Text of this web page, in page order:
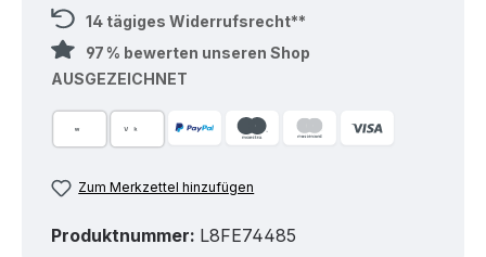
14 tägiges Widerrufsrecht**
97 % bewerten unseren Shop
AUSGEZEICHNET
Zum Merkzettel hinzufügen
Produktnummer: L8FE74485